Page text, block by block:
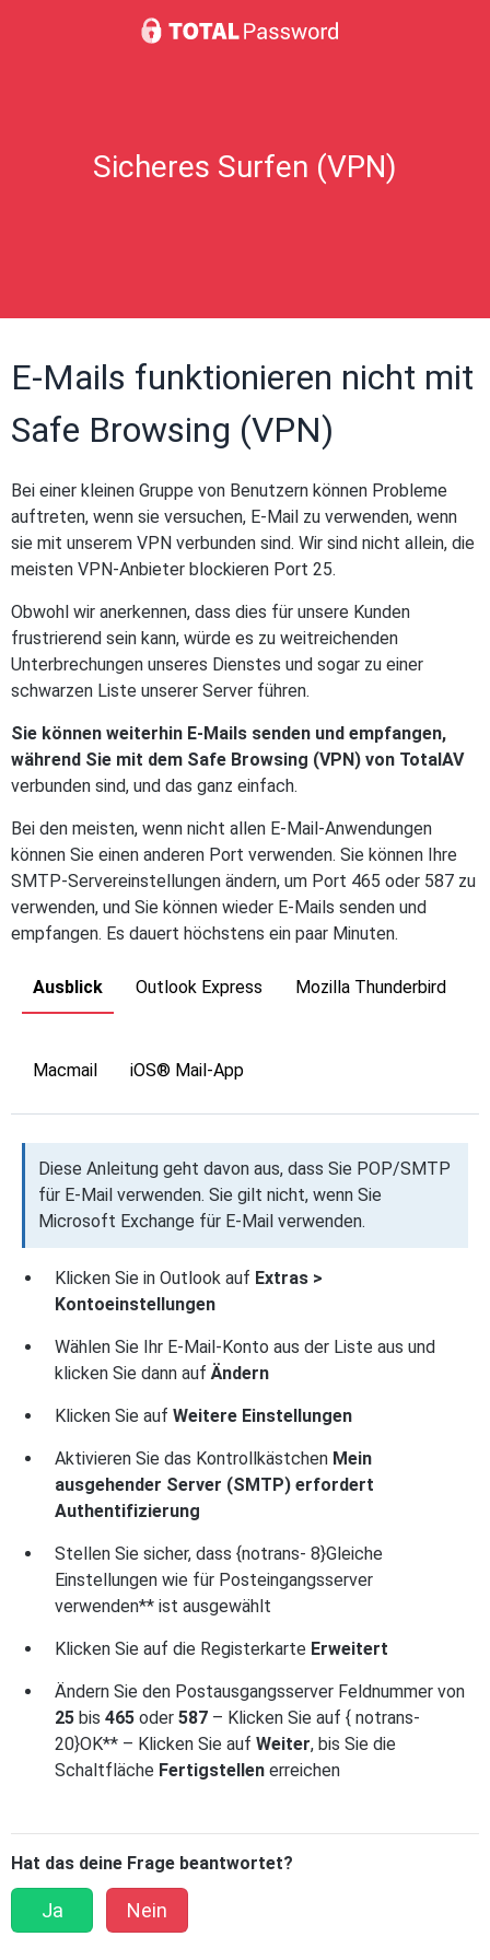
Sicheres Surfen (VPN)
E-Mails funktionieren nicht mit
Safe Browsing (VPN)
Bei einer kleinen Gruppe von Benutzern können Probleme
auftreten, wenn sie versuchen, E-Mail zu verwenden, wenn
sie mit unserem VPN verbunden sind. Wir sind nicht allein, die
meisten VPN-Anbieter blockieren Port 25.
Obwohl wir anerkennen, dass dies für unsere Kunden
frustrierend sein kann, würde es zu weitreichenden
Unterbrechungen unseres Dienstes und sogar zu einer
schwarzen Liste unserer Server führen.
Sie können weiterhin E-Mails senden und empfangen,
während Sie mit dem Safe Browsing (VPN) von TotalAV
verbunden sind, und das ganz einfach.
Bei den meisten, wenn nicht allen E-Mail-Anwendungen
können Sie einen anderen Port verwenden. Sie können Ihre
SMTP-Servereinstellungen ändern, um Port 465 oder 587 zu
verwenden, und Sie können wieder E-Mails senden und
empfangen. Es dauert höchstens ein paar Minuten.
Ausblick Outlook Express Mozilla Thunderbird
Macmail iOS® Mail-App
Diese Anleitung geht davon aus, dass Sie POP/SMTP
für E-Mail verwenden. Sie gilt nicht, wenn Sie
Microsoft Exchange für E-Mail verwenden.
Klicken Sie in Outlook auf Extras >
Kontoeinstellungen
Wählen Sie Ihr E-Mail-Konto aus der Liste aus und
klicken Sie dann aufÄndern
Klicken Sie auf Weitere Einstellungen
Aktivieren Sie das Kontrollkästchen Mein
ausgehender Server (SMTP) erfordert
Authentifizierung
Stellen Sie sicher, dass {notrans- 8}Gleiche
Einstellungen wie für Posteingangsserver
verwenden** ist ausgewählt
Klicken Sie auf die Registerkarte Erweitert
Ändern Sie den Postausgangsserver Feldnummer von
25 bis 465 oder 587 – Klicken Sie auf { notrans-
20}OK** – Klicken Sie auf Weiter, bis Sie die
Schaltfläche Fertigstellen erreichen
Hat das deine Frage beantwortet?
Ja Nein